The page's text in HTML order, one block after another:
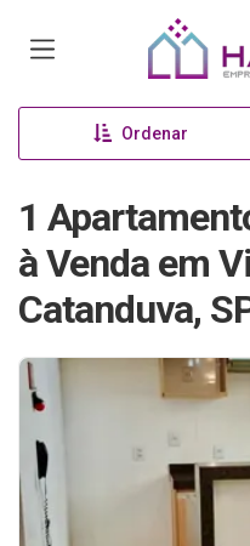
Página
Ordenar
1
à Venda em
Catanduva,